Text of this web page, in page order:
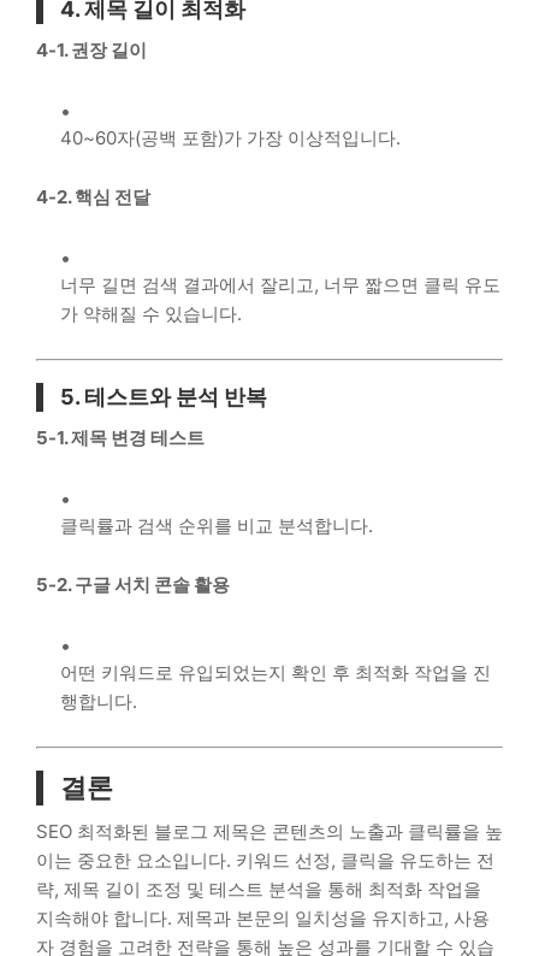
4. 제목 길이 최적화
4-1. 권장 길이
40~60자(공백 포함)가 가장 이상적입니다.
4-2. 핵심 전달
너무 길면 검색 결과에서 잘리고, 너무 짧으면 클릭 유도
가 약해질 수 있습니다.
5. 테스트와 분석 반복
5-1. 제목 변경 테스트
클릭률과 검색 순위를 비교 분석합니다.
5-2. 구글 서치 콘솔 활용
어떤 키워드로 유입되었는지 확인 후 최적화 작업을 진
행합니다.
결론
SEO 최적화된 블로그 제목은 콘텐츠의 노출과 클릭률을 높
이는 중요한 요소입니다. 키워드 선정, 클릭을 유도하는 전
략, 제목 길이 조정 및 테스트 분석을 통해 최적화 작업을
지속해야 합니다. 제목과 본문의 일치성을 유지하고, 사용
자 경험을 고려한 전략을 통해 높은 성과를 기대할 수 있습